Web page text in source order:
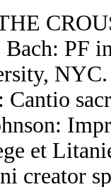
PF
et
creator